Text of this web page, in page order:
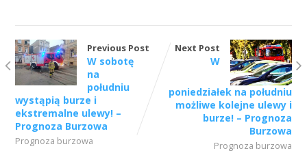
Previous Post
W sobotę
na
południu
wystąpią burze i
ekstremalne ulewy! –
Prognoza Burzowa
Prognoza burzowa
Next Post
W
poniedziałek na południu
możliwe kolejne ulewy i
burze! – Prognoza
Burzowa
Prognoza burzowa